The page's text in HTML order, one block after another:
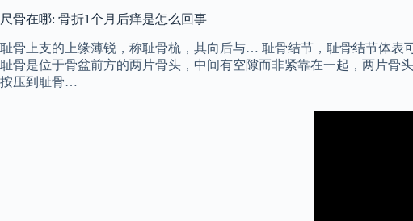
尺骨在哪: 骨折1个月后痒是怎么回事
耻骨上支的上缘薄锐，称耻骨梳，其向后与… 耻骨结节，耻骨结节体
耻骨是位于骨盆前方的两片骨头，中间有空隙而非紧靠在一起，两片骨
按压到耻骨…